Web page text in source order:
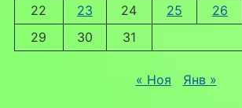
22
23 24 25 26
29
30 31
« Ноя Янв »